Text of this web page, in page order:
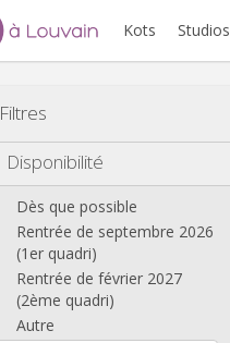
Kots Studios
Filtres
Disponibilité
Dès que possible
Rentrée de septembre 2026
(1er quadri)
Rentrée de février 2027
(2ème quadri)
Autre